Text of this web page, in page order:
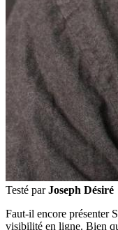
Testé parJoseph Désiré
Faut-il encore présenter
visibilité en ligne. Bien